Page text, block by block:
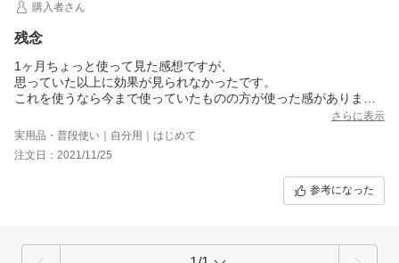
購入者さん
残念
1ヶ月ちょっと使って見た感想ですが、
思っていた以上に効果が見られなかったです。
これを使うなら今まで使っていたものの方が使った感がありま
さらに表示
実用品・普段使い｜自分用｜はじめて
注文日：2021/11/25
参考になった